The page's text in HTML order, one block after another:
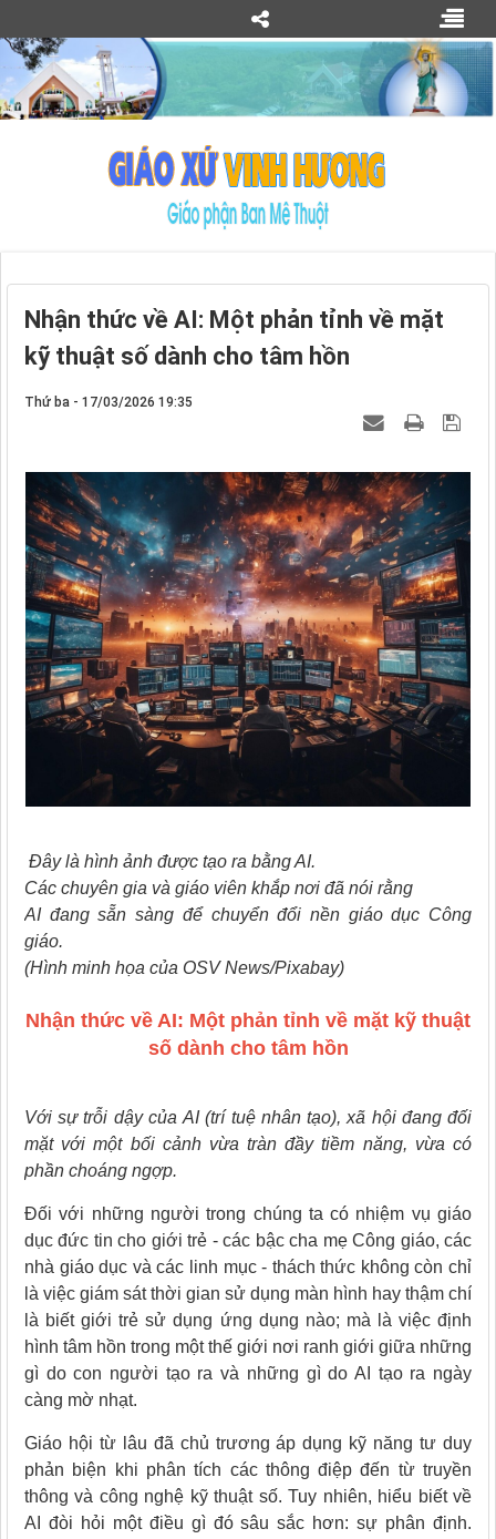
Nhận thức về AI: Một phản tỉnh về mặt
kỹ thuật số dành cho tâm hồn
Thứ ba - 17/03/2026 19:35
Đây là hình ảnh được tạo ra bằng AI.
Các chuyên gia và giáo viên khắp nơi đã nói rằng
AI đang sẵn sàng để chuyển đổi nền giáo dục Công
giáo.
(Hình minh họa của OSV News/Pixabay)
Nhận thức về AI: Một phản tỉnh về mặt kỹ thuật
số dành cho tâm hồn
Với sự trỗi dậy củaAI (trí tuệ nhân tạo), xã hội đang đối
mặt với một bối cảnh vừa tràn đầy tiềm năng, vừa có
phần choáng ngợp.
Đối với những người trong chúng ta có nhiệm vụ giáo
dục đức tin cho giới trẻ - các bậc cha mẹ Công giáo, các
nhà giáo dục và các linh mục - thách thức không còn chỉ
là việc giám sát thời gian sử dụng màn hình hay thậm chí
là biết giới trẻ sử dụng ứng dụng nào; mà là việc định
hình tâm hồn trong một thế giới nơi ranh giới giữa những
gì do con người tạo ra và những gì do AI tạo ra ngày
càng mờ nhạt.
Giáo hội từ lâu đã chủ trương áp dụng kỹ năng tư duy
phản biện khi phân tích các thông điệp đến từ truyền
thông và công nghệ kỹ thuật số. Tuy nhiên, hiểu biết về
AI đòi hỏi một điều gì đó sâu sắc hơn: sự phân định.